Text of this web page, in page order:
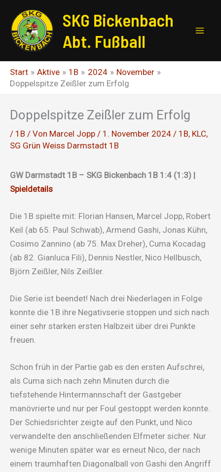
Inhalt
springen
SKG Bickenbach
Abt. Fußball
Start Aktive 1B 2024
November
Doppelspitze Zeißler zum Erfolg
Doppelspitze Zeißler zum Erfolg
/ 1B / Von Marcel Jopp / 1. November 2024 / 1B, KLC,
SG Grün Weiss Darmstadt 1B
GW Darmstadt 1B – SKG Bickenbach 1B 1:4 (1:3) |
Spieldetails
Die 1B spielte mit: Florian Hansen, Marcel Jopp, Robert
Keil (ab 65. Paul Schwab), Armend Gashi, Jonas Kühn,
Cosimo Zannino (ab 75. Max Dreher), Cuma Kocadag
(ab 82. Gianluca Fili), Dennis Nestler, Nico Hellbusch,
Björn Zeißler, Nils Zeißler.
Die Serie ist beendet! Nach drei Niederlagen in Folge
konnte die 1B ihre Negativserie stoppen und sich nach
einer sehr starken ersten Halbzeit über drei Punkte
freuen.
Schon früh in der Partie gab es den ersten Aufschrei,
als Cuma sich nach zehn Minuten durch die
tiefstehende Hintermannschaft der Gastgeber
manövrierte und nur per Foul gestoppt werden konnte.
Der Schiedsrichter zeigte auf den Punkt, und Nico
verwandelte den anschließenden Elfmeter sicher. Nur
wenige Minuten später war es erneut Nico, der nach
einem traumhaften Diagonalball von Gashi den Angriff